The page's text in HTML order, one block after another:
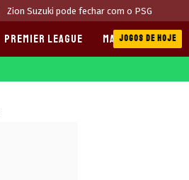
Zion Suzuki pode fechar com o PSG
PREMIER LEAGUE MANCHESTER CITY
JOGOS DE HOJE